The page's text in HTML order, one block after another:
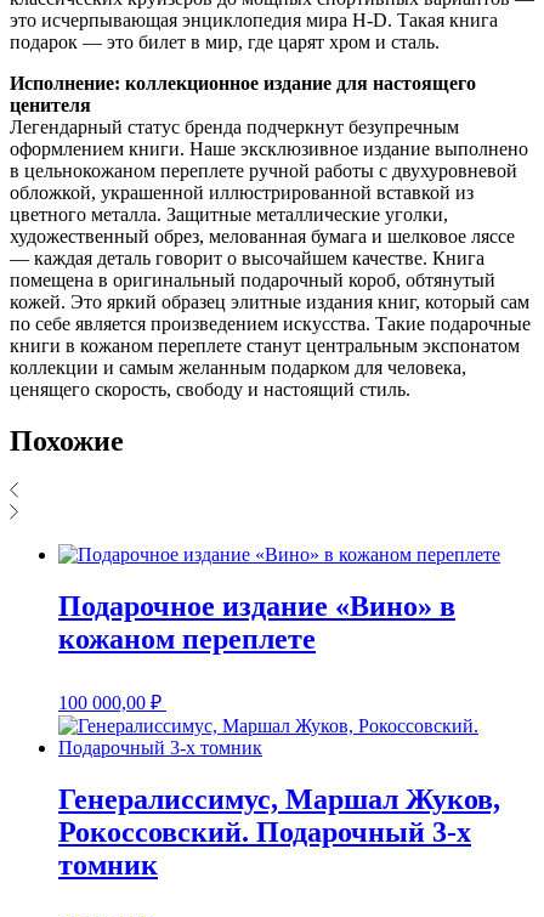
это исчерпывающая энциклопедия мира H-D. Такая книга
подарок — это билет в мир, где царят хром и сталь.
Исполнение: коллекционное издание для настоящего
ценителя
Легендарный статус бренда подчеркнут безупречным
оформлением книги. Наше эксклюзивное издание выполнено
в цельнокожаном переплете ручной работы с двухуровневой
обложкой, украшенной иллюстрированной вставкой из
цветного металла. Защитные металлические уголки,
художественный обрез, мелованная бумага и шелковое ляссе
— каждая деталь говорит о высочайшем качестве. Книга
помещена в оригинальный подарочный короб, обтянутый
кожей. Это яркий образец элитные издания книг, который сам
по себе является произведением искусства. Такие подарочные
книги в кожаном переплете станут центральным экспонатом
коллекции и самым желанным подарком для человека,
ценящего скорость, свободу и настоящий стиль.
Похожие
Подарочное издание «Вино» в
кожаном переплете
100 000,00 ₽
Генералиссимус, Маршал Жуков,
Рокоссовский. Подарочный 3-х
томник